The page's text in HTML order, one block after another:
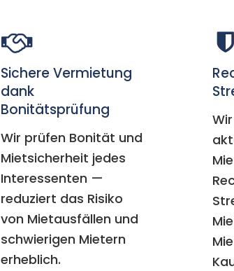
Sichere Vermietung
dank
Bonitätsprüfung
Wir prüfen Bonität und
Mietsicherheit jedes
Interessenten —
reduziert das Risiko
von Mietausfällen und
schwierigen Mietern
erheblich.